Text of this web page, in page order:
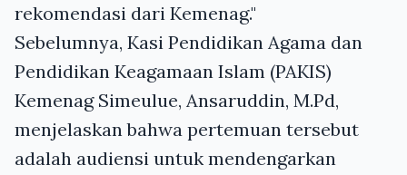
rekomendasi dari Kemenag."
Sebelumnya, Kasi Pendidikan Agama dan
Pendidikan Keagamaan Islam (PAKIS)
Kemenag Simeulue, Ansaruddin, M.Pd,
menjelaskan bahwa pertemuan tersebut
adalah audiensi untuk mendengarkan